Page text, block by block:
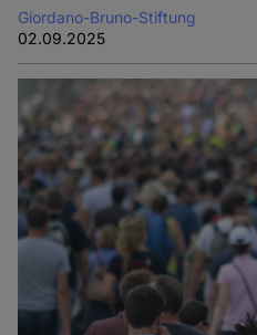
Giordano-Bruno-Stiftung
02.09.2025